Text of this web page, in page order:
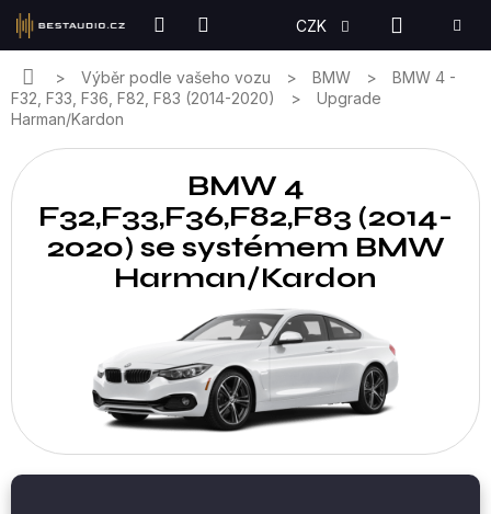
Přejít
obsah
CZK
KOŠÍK
DomůVýběr podle vašeho vozu BMW
BMW 4 -
F32, F33, F36, F82, F83 (2014-2020)
Upgrade
Harman/Kardon
BMW 4
F32,F33,F36,F82,F83 (2014-
2020) se systémem BMW
Harman/Kardon